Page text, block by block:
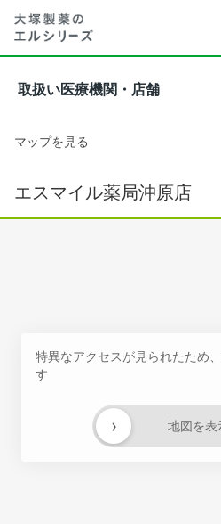
取扱い医療機関・店舗
マップを見る
エスマイル薬局沖原店
特異なアクセスが見られたため
す
地図を表
›